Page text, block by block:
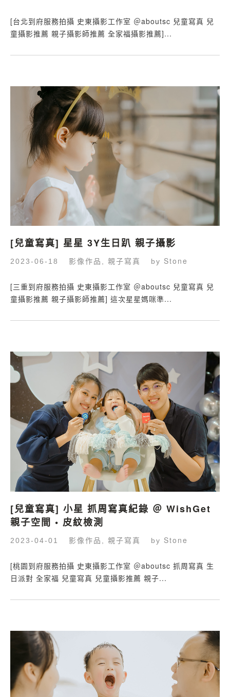
[台北到府服務拍攝 史東攝影工作室 ＠aboutsc 兒童寫真 兒
童攝影推薦 親子攝影師推薦 全家福攝影推薦]...
[兒童寫真] 星星 3Y生日趴 親子攝影
2023-06-18 影像作品 , 親子寫真 by Stone
[三重到府服務拍攝 史東攝影工作室 ＠aboutsc 兒童寫真 兒
童攝影推薦 親子攝影師推薦] 這次星星媽咪準...
[兒童寫真] 小星 抓周寫真紀錄 ＠ WishGet
親子空間 • 皮紋檢測
2023-04-01 影像作品 親子寫真 by Stone
[桃園到府服務拍攝 史東攝影工作室 ＠aboutsc 抓周寫真 生
日派對 全家福 兒童寫真 兒童攝影推薦 親子...